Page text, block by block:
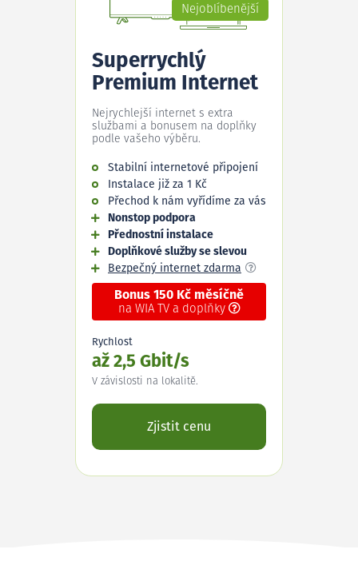
Nejoblíbenější
Superrychlý
Premium Internet
Nejrychlejší internet s extra
službami a bonusem na doplňky
podle vašeho výběru.
Stabilní internetové připojení
Instalace již za 1 Kč
Přechod k nám vyřídíme za vás
Nonstop podpora
Přednostní instalace
Doplňkové služby se slevou
Bezpečný internet zdarma
Bonus 150 Kč měsíčně
na WIA TV a doplňky
Rychlost
až 2,5 Gbit/s
V závislosti na lokalitě.
Zjistit cenu